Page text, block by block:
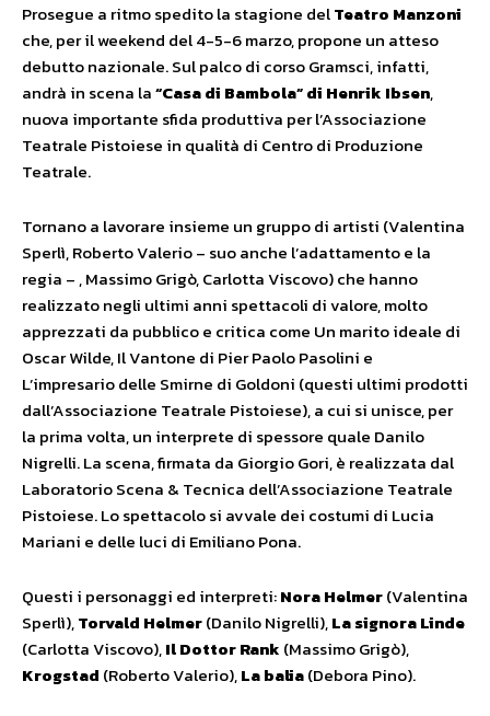
Prosegue a ritmo spedito la stagione delTeatro Manzoni
che, per il weekend del 4-5-6 marzo, propone un atteso
debutto nazionale. Sul palco di corso Gramsci, infatti,
andrà in scena la“Casa di Bambola” di Henrik Ibsen,
nuova importante sfida produttiva per l’Associazione
Teatrale Pistoiese in qualità di Centro di Produzione
Teatrale.
Tornano a lavorare insieme un gruppo di artisti (Valentina
Sperlì, Roberto Valerio – suo anche l’adattamento e la
regia – , Massimo Grigò, Carlotta Viscovo) che hanno
realizzato negli ultimi anni spettacoli di valore, molto
apprezzati da pubblico e critica come Un marito ideale di
Oscar Wilde, Il Vantone di Pier Paolo Pasolini e
L’impresario delle Smirne di Goldoni (questi ultimi prodotti
dall’Associazione Teatrale Pistoiese), a cui si unisce, per
la prima volta, un interprete di spessore quale Danilo
Nigrelli. La scena, firmata da Giorgio Gori, è realizzata dal
Laboratorio Scena & Tecnica dell’Associazione Teatrale
Pistoiese. Lo spettacolo si avvale dei costumi di Lucia
Mariani e delle luci di Emiliano Pona.
Questi i personaggi ed interpreti:Nora Helmer(Valentina
Sperlì),Torvald Helmer(Danilo Nigrelli),La signora Linde
(Carlotta Viscovo),Il Dottor Rank (Massimo Grigò),
Krogstad (Roberto Valerio),La balia(Debora Pino).